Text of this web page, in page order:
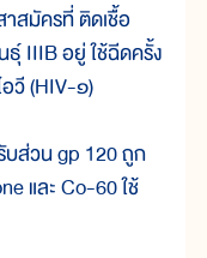
สมัครที่ ติดเชื้อ
IIIB อยู่ ใช้ฉีดครั้ง
อวี (HIV-๑)
ส่วน gp 120 ถูก
และ Co-60 ใช้